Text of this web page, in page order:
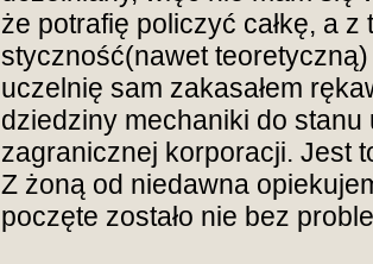
że potrafię policzyć całkę, a z
styczność(nawet
uczelnię sam zakasałem
dziedziny mechaniki do
zagranicznej korporacji. Jest
Z żoną od niedawna
poczęte zostało nie bez